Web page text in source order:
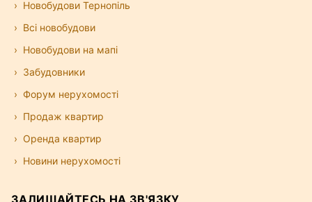
Новобудови Тернопіль
Всі новобудови
Новобудови на мапі
Забудовники
Форум нерухомості
Продаж квартир
Оренда квартир
Новини нерухомості
ЗАЛИШАЙТЕСЬ НА ЗВ'ЯЗКУ